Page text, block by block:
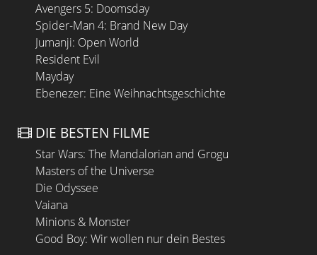
Avengers 5: Doomsday
Spider-Man 4: Brand New Day
Jumanji: Open World
Resident Evil
Mayday
Ebenezer: Eine Weihnachtsgeschichte
DIE BESTEN FILME
Star Wars: The Mandalorian and Grogu
Masters of the Universe
Die Odyssee
Vaiana
Minions & Monster
Good Boy: Wir wollen nur dein Bestes